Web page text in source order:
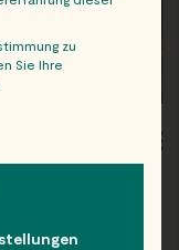
zu
Sie Ihre
for which consent